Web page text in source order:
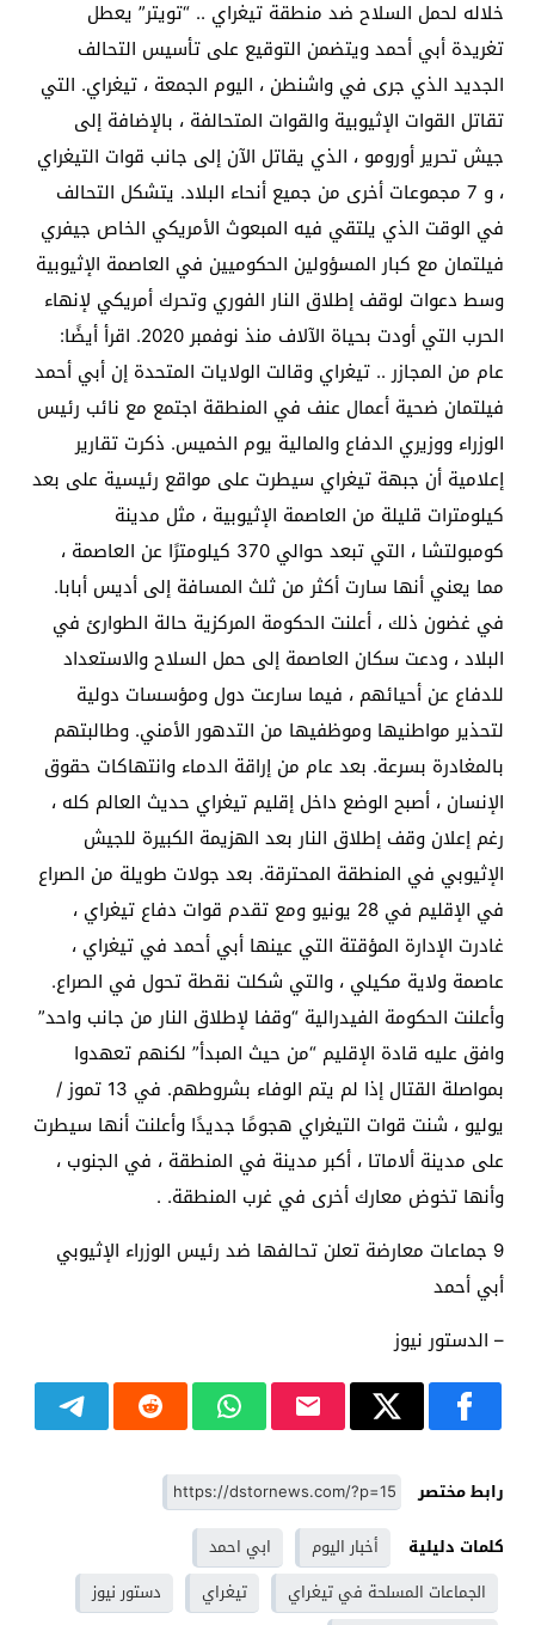
خلاله لحمل السلاح ضد منطقة تيغراي .. “تويتر” يعطل
تغريدة أبي أحمد ويتضمن التوقيع على تأسيس التحالف
الجديد الذي جرى في واشنطن ، اليوم الجمعة ، تيغراي. التي
تقاتل القوات الإثيوبية والقوات المتحالفة ، بالإضافة إلى
جيش تحرير أورومو ، الذي يقاتل الآن إلى جانب قوات التيغراي
، و 7 مجموعات أخرى من جميع أنحاء البلاد. يتشكل التحالف
في الوقت الذي يلتقي فيه المبعوث الأمريكي الخاص جيفري
فيلتمان مع كبار المسؤولين الحكوميين في العاصمة الإثيوبية
وسط دعوات لوقف إطلاق النار الفوري وتحرك أمريكي لإنهاء
الحرب التي أودت بحياة الآلاف منذ نوفمبر 2020. اقرأ أيضًا:
عام من المجازر .. تيغراي وقالت الولايات المتحدة إن أبي أحمد
فيلتمان ضحية أعمال عنف في المنطقة اجتمع مع نائب رئيس
الوزراء ووزيري الدفاع والمالية يوم الخميس. ذكرت تقارير
إعلامية أن جبهة تيغراي سيطرت على مواقع رئيسية على بعد
كيلومترات قليلة من العاصمة الإثيوبية ، مثل مدينة
كومبولتشا ، التي تبعد حوالي 370 كيلومترًا عن العاصمة ،
مما يعني أنها سارت أكثر من ثلث المسافة إلى أديس أبابا.
في غضون ذلك ، أعلنت الحكومة المركزية حالة الطوارئ في
البلاد ، ودعت سكان العاصمة إلى حمل السلاح والاستعداد
للدفاع عن أحيائهم ، فيما سارعت دول ومؤسسات دولية
لتحذير مواطنيها وموظفيها من التدهور الأمني. وطالبتهم
بالمغادرة بسرعة. بعد عام من إراقة الدماء وانتهاكات حقوق
الإنسان ، أصبح الوضع داخل إقليم تيغراي حديث العالم كله ،
رغم إعلان وقف إطلاق النار بعد الهزيمة الكبيرة للجيش
الإثيوبي في المنطقة المحترقة. بعد جولات طويلة من الصراع
في الإقليم في 28 يونيو ومع تقدم قوات دفاع تيغراي ،
غادرت الإدارة المؤقتة التي عينها أبي أحمد في تيغراي ،
عاصمة ولاية مكيلي ، والتي شكلت نقطة تحول في الصراع.
وأعلنت الحكومة الفيدرالية “وقفا لإطلاق النار من جانب واحد”
وافق عليه قادة الإقليم “من حيث المبدأ” لكنهم تعهدوا
بمواصلة القتال إذا لم يتم الوفاء بشروطهم. في 13 تموز /
يوليو ، شنت قوات التيغراي هجومًا جديدًا وأعلنت أنها سيطرت
على مدينة ألاماتا ، أكبر مدينة في المنطقة ، في الجنوب ،
وأنها تخوض معارك أخرى في غرب المنطقة. .
9 جماعات معارضة تعلن تحالفها ضد رئيس الوزراء الإثيوبي
أبي أحمد
– الدستور نيوز
رابط مختصر
كلمات دليلية
أخبار اليوم
ابي احمد
الجماعات المسلحة في تيغراي
تيغراي
دستور نيوز